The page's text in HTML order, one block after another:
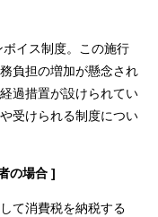
イス制度。この施行
負担の増加が懸念され
過措置が設けられてい
受けられる制度につい
の場合 ]
て消費税を納税する